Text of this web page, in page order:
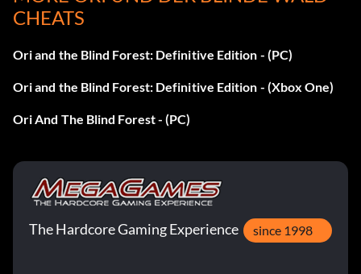
CHEATS
Ori and the Blind Forest: Definitive Edition - (PC)
Ori and the Blind Forest: Definitive Edition - (Xbox One)
Ori And The Blind Forest - (PC)
The Hardcore Gaming Experience since 1998